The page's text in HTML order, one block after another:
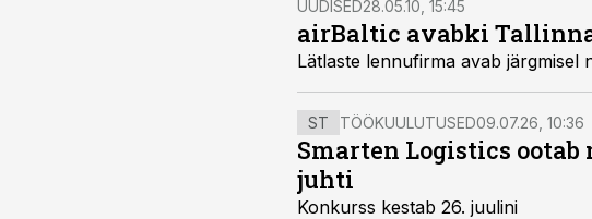
UUDISED28.05.10, 15:45
airBaltic avabki
Lätlaste lennufirma avab järgmisel
ST TÖÖKUULUTUSED09.07.26, 10:36
Smarten Logistics
juhti
Konkurss kestab 26. juulini